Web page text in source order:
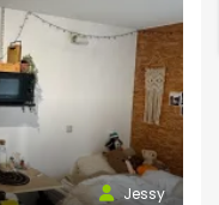
Jessy